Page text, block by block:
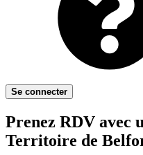
Se connecter
Prenez RDV avec
Territoire de